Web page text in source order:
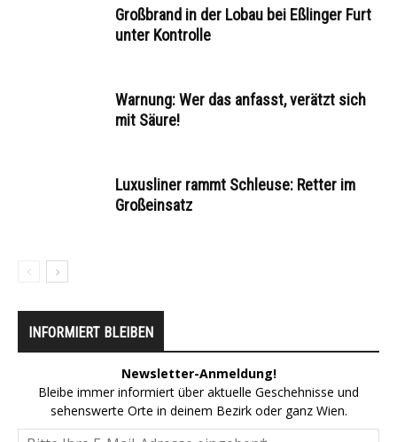
Großbrand in der Lobau bei Eßlinger Furt
unter Kontrolle
Warnung: Wer das anfasst, verätzt sich
mit Säure!
Luxusliner rammt Schleuse: Retter im
Großeinsatz
INFORMIERT BLEIBEN
Newsletter-Anmeldung!
Bleibe immer informiert über aktuelle Geschehnisse und
sehenswerte Orte in deinem Bezirk oder ganz Wien.